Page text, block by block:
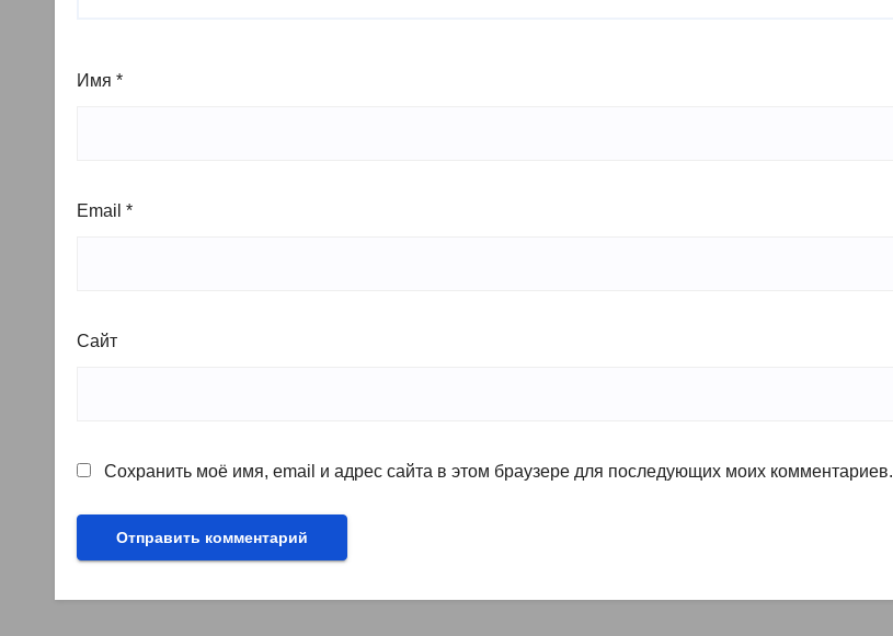
Имя *
Email *
Сайт
Сохранить моё имя, email и адрес сайта в этом браузере для последующих моих комментариев.